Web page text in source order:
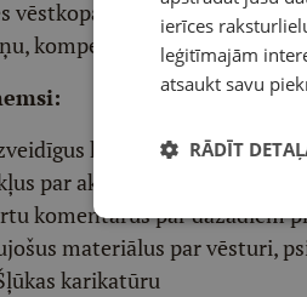
vēstkopai un divas reizes
kompetentu viedokļu un
komentārus un
par aktuālo
komentārus par dažādiem
materiālus par vēsturi,
karikatūru
ierīces
leģitīmajām
atsaukt savu
RĀDĪT